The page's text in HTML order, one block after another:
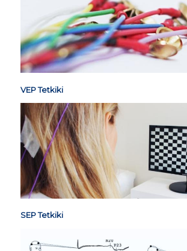
VEP Tetkiki
SEP Tetkiki